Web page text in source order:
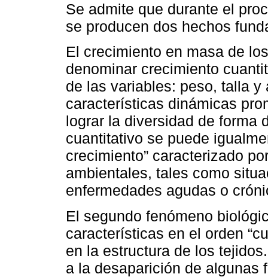
Se admite que durante el
se producen dos hechos
El crecimiento en masa de
denominar crecimiento
de las variables: peso, talla
características dinámicas
lograr la diversidad de forma
cuantitativo se puede
crecimiento” caracterizado
ambientales, tales como
enfermedades agudas o
El segundo fenómeno
características en el orden
en la estructura de los
a la desaparición de algunas